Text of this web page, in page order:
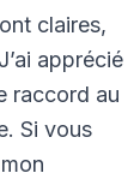
claires,
apprécié
raccord au
Si vous